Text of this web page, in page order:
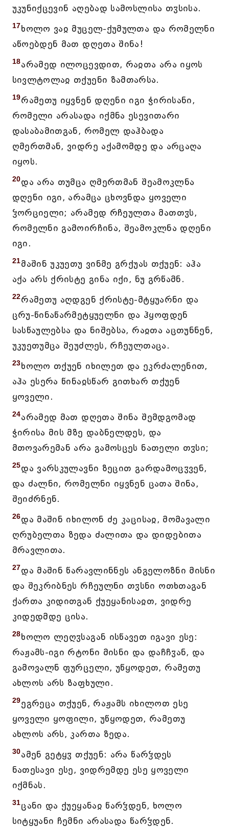
უკუნიქცევინ აღებად სამოსლისა თჳსისა.
17ხოლო ვაჲ მუცელ-ქუმულთა და რომელნი
აწოებდენ მათ დღეთა შინა!
18არამედ ილოცევდით, რაჲთა არა იყოს
სივლტოლაჲ თქუენი ზამთარსა.
19რამეთუ იყვნენ დღენი იგი ჭირისანი,
რომელი არასადა იქმნა ესევითარი
დასაბამითგან, რომელ დაჰბადა
ღმერთმან, ვიდრე აქამომდე და არცაღა
იყოს.
20და არა თუმცა ღმერთმან შეამოკლნა
დღენი იგი, არამცა ცხოვნდა ყოველი
ჴორციელი; არამედ რჩეულთა მათთჳს,
რომელნი გამოირჩინა, შეამოკლნა დღენი
იგი.
21მაშინ უკუეთუ ვინმე გრქუას თქუენ: აჰა
აქა არს ქრისტე გინა იქი, ნუ გრწამნ.
22რამეთუ აღდგენ ქრისტე-მტყუარნი და
ცრუ-წინაწარმეტყუელნი და ჰყოფდენ
სასწაულებსა და ნიშებსა, რაჲთა აცთუნნენ,
უკუეთუმცა შეუძლეს, რჩეულთაცა.
23ხოლო თქუენ იხილეთ და ეკრძალენით,
აჰა ესერა წინაჲსწარ გითხარ თქუენ
ყოველი.
24არამედ მათ დღეთა შინა შემდგომად
ჭირისა მის მზე დაბნელდეს, და
მთოვარემან არა გამოსცეს ნათელი თჳსი;
25და ვარსკულავნი ზეცით გარდამოცჳვენ,
და ძალნი, რომელნი იყვნენ ცათა შინა,
შეიძრნენ.
26და მაშინ იხილონ ძე კაცისაჲ, მომავალი
ღრუბელთა ზედა ძალითა და დიდებითა
მრავლითა.
27და მაშინ წარავლინნეს ანგელოზნი მისნი
და შეკრიბნეს რჩეულნი თჳსნი ოთხთაგან
ქართა კიდითგან ქუეყანისაჲთ, ვიდრე
კიდედმდე ცისა.
28ხოლო ლეღჳსაგან ისწავეთ იგავი ესე:
რაჟამს-იგი რტონი მისნი და დაჩჩჳან, და
გამოვალნ ფურცელი, უწყოდეთ, რამეთუ
ახლოს არს ზაფხული.
29ეგრეცა თქუენ, რაჟამს იხილოთ ესე
ყოველი ყოფილი, უწყოდეთ, რამეთუ
ახლოს არს, კართა ზედა.
30ამენ გეტყჳ თქუენ: არა წარჴდეს
ნათესავი ესე, ვიდრემდე ესე ყოველი
იქმნას.
31ცანი და ქუეყანაჲ წარჴდენ, ხოლო
სიტყუანი ჩემნი არასადა წარჴდენ.